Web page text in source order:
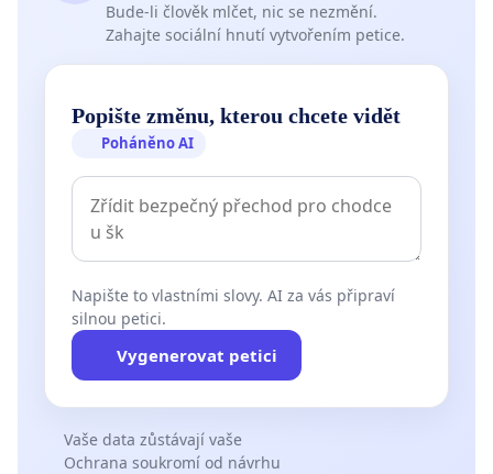
Bude-li člověk mlčet, nic se nezmění.
Zahajte sociální hnutí vytvořením petice.
Popište změnu, kterou chcete vidět
Poháněno AI
Napište to vlastními slovy. AI za vás připraví
silnou petici.
Vygenerovat petici
Vaše data zůstávají vaše
Ochrana soukromí od návrhu